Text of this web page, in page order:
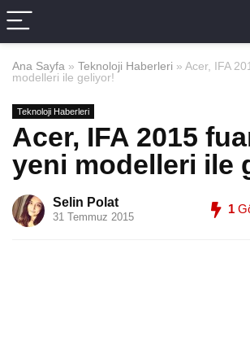
Ana Sayfa » Teknoloji Haberleri » Acer, IFA
modelleri ile geliyor!
Teknoloji Haberleri
Acer, IFA 2015
yeni modelleri ile
Selin Polat
31 Temmuz 2015
1